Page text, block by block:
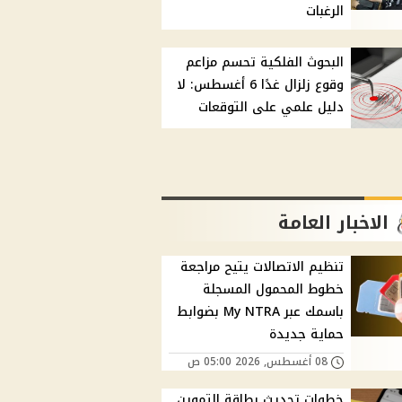
الرغبات
البحوث الفلكية تحسم مزاعم
وقوع زلزال غدًا 6 أغسطس: لا
دليل علمي على التوقعات
الاخبار العامة
تنظيم الاتصالات يتيح مراجعة
خطوط المحمول المسجلة
باسمك عبر My NTRA بضوابط
حماية جديدة
08 أغسطس, 2026 05:00 ص